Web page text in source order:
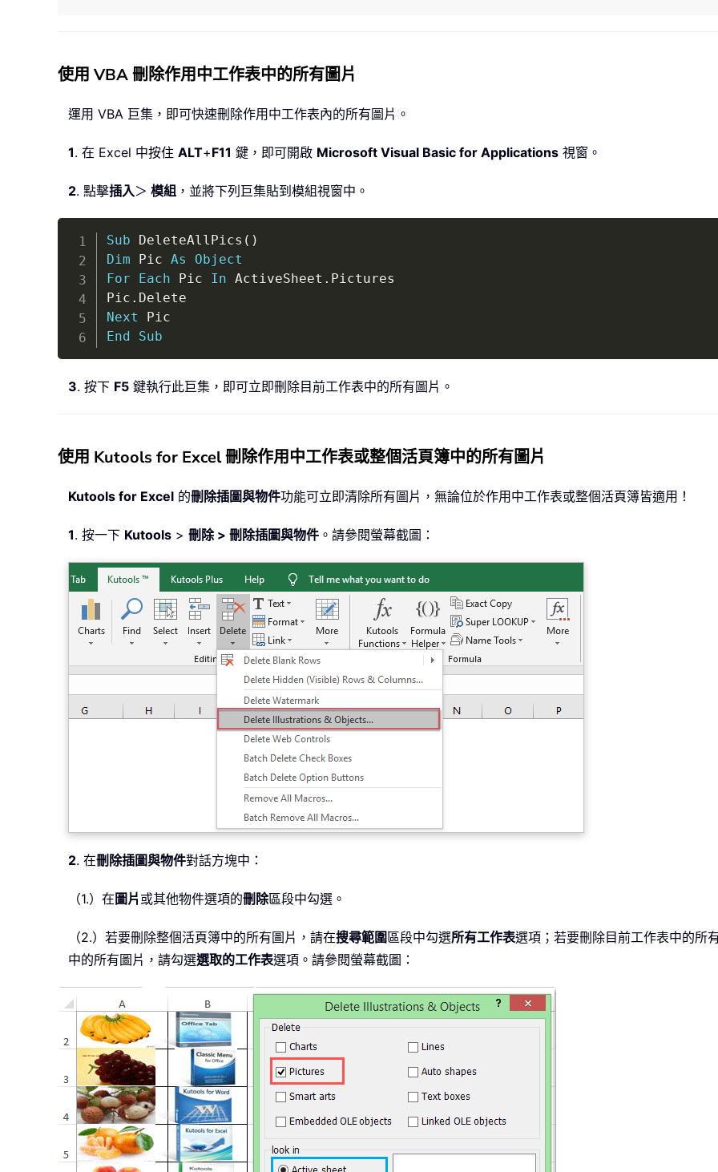
使用 VBA 刪除作用中工作表中的所有圖片
運用 VBA 巨集，即可快速刪除作用中工作表內的所有圖片。
1. 在 Excel 中按住 ALT+F11 鍵，即可開啟 Microsoft Visual Basic for Applications 視窗。
2. 點擊插入＞ 模組 ，並將下列巨集貼到模組視窗中。
Sub DeleteAllPics ( )
Dim Pic As
Object
For
Each Pic In ActiveSheet . Pictures
Pic .
Next
End
Sub
3. 按下 F5 鍵執行此巨集，即可立即刪除目前工作表中的所有圖片。
使用 Kutools for Excel 刪除作用中工作表或整個活頁簿中的所有圖片
Kutools for Excel 的刪除插圖與物件功能可立即清除所有圖片，無論位於作用中工作表或整個活頁簿皆適用！
1. 按一下 Kutools > 刪除 > 刪除插圖與物件 。請參閱螢幕截圖：
2. 在刪除插圖與物件對話方塊中：
（1.）在 圖片 或其他物件選項的刪除區段中勾選。
（2.）若要刪除整個活頁簿中的所有圖片，請在搜尋範圍區段中勾選所有工作表選項；若要刪除目前工作表中的所
中的所有圖片，請勾選選取的工作表選項。請參閱螢幕截圖：